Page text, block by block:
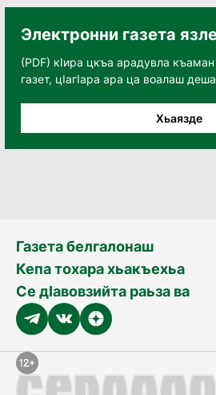
Электронни газета
(PDF) кӀира цкъа арадувла
газет, цӀагӀара ара ца воалаш
Хьаязде
Газета белгалонаш
Кепа тохара хьакъехьа
Се дӀавовзийта раьза ва